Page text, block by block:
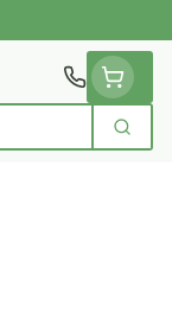
Zoek